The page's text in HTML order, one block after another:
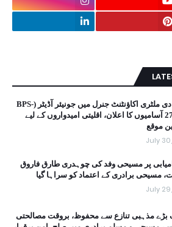
آفس آف دی ملٹری اکاؤنٹنٹ جنرل میں جونیئر آڈیٹر (BPS-
11) کی 274 آسامیوں کا اعلان، اقلیتی امیدواروں کے لیے
موقع
July
پر مسیحی وفد کی چوہدری طارق فاروق
مسیحی برادری کے اعتماد کو سراہا گیا
July
بڑے مذہبی تنازع سے محفوظ، بروقت مصالحتی